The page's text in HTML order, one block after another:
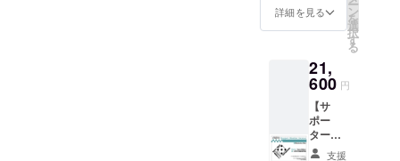
ン・サ
ポー
ターT
・
MEGAS
TOPPE
R DOMI
デザイ
ン・サ
ポー
詳細を見る ー
ン
を
選
択
す
る
21,
600 円
【サ
ポー
ターラ
イセン
支援